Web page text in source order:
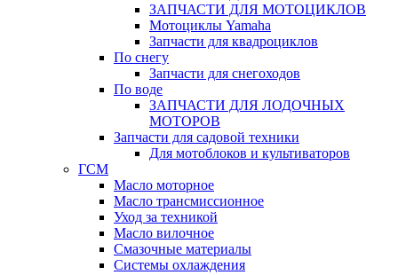
ЗАПЧАСТИ ДЛЯ МОТОЦИКЛОВ
Мотоциклы Yamaha
Запчасти для квадроциклов
По снегу
Запчасти для снегоходов
По воде
ЗАПЧАСТИ ДЛЯ ЛОДОЧНЫХ
МОТОРОВ
Запчасти для садовой техники
Для мотоблоков и культиваторов
ГСМ
Масло моторное
Масло трансмиссионное
Уход за техникой
Масло вилочное
Смазочные материалы
Системы охлаждения